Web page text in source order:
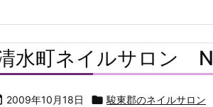
水町ネイルサロン
2009年10月18日  駿東郡のネイルサロン